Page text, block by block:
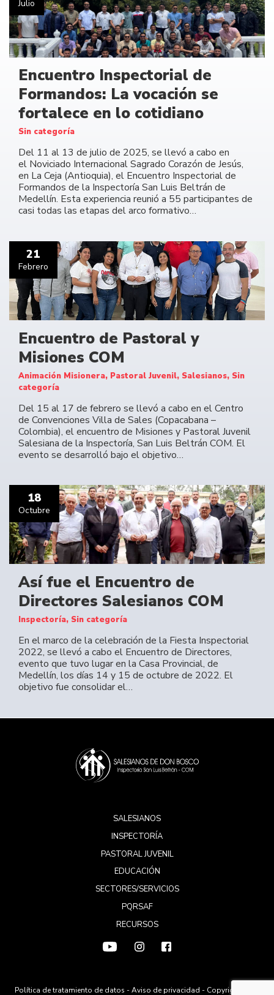
Julio
Encuentro Inspectorial de
Formandos: La vocación se
fortalece en lo cotidiano
Sin categoría
Del 11 al 13 de julio de 2025, se llevó a cabo en
el Noviciado Internacional Sagrado Corazón de Jesús,
en La Ceja (Antioquia), el Encuentro Inspectorial de
Formandos de la Inspectoría San Luis Beltrán de
Medellín. Esta experiencia reunió a 55 participantes de
casi todas las etapas del arco formativo…
21
Febrero
Encuentro de Pastoral y
Misiones COM
Animación Misionera, Pastoral Juvenil, Salesianos, Sin
categoría
Del 15 al 17 de febrero se llevó a cabo en el Centro
de Convenciones Villa de Sales (Copacabana –
Colombia), el encuentro de Misiones y Pastoral Juvenil
Salesiana de la Inspectoría, San Luis Beltrán COM. El
evento se desarrolló bajo el objetivo…
18
Octubre
Así fue el Encuentro de
Directores Salesianos COM
Inspectoría, Sin categoría
En el marco de la celebración de la Fiesta Inspectorial
2022, se llevó a cabo el Encuentro de Directores,
evento que tuvo lugar en la Casa Provincial, de
Medellín, los días 14 y 15 de octubre de 2022. El
objetivo fue consolidar el…
SALESIANOS
INSPECTORÍA
PASTORAL JUVENIL
EDUCACIÓN
SECTORES/SERVICIOS
PQRSAF
RECURSOS
Política de tratamiento de datos -Aviso de privacidad - Copyright 2026